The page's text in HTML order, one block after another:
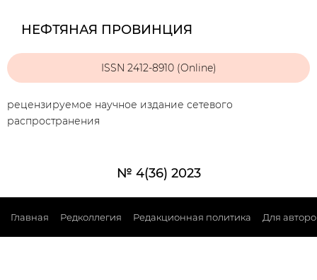
НЕФТЯНАЯ ПРОВИНЦИЯ
ISSN 2412-8910 (Online)
рецензируемое научное издание сетевого
распространения
№ 4(36) 2023
Главная Редколлегия Редакционная политика Для